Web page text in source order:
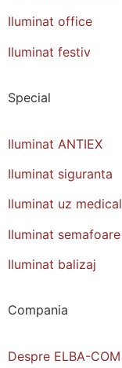
Iluminat office
Iluminat festiv
Special
Iluminat ANTIEX
Iluminat siguranta
Iluminat uz medical
Iluminat semafoare
Iluminat balizaj
Compania
Despre ELBA-COM